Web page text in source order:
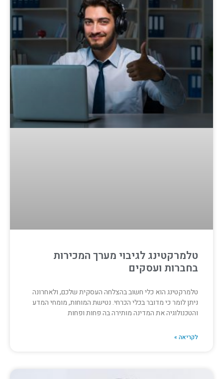
טלמרקטינג לגיבוי מערך המכירות
בחברות ועסקים
טלמרקטינג הוא כלי חשוב בהצלחה העסקית שלכם, ולאחרונה
ניתן לומר כי מדובר בכלי הכרחי. נטישת המוחות, מומחי המדע
והטכנולוגיה את המדינה מותירה בה פחות ופחות
לקריאה »